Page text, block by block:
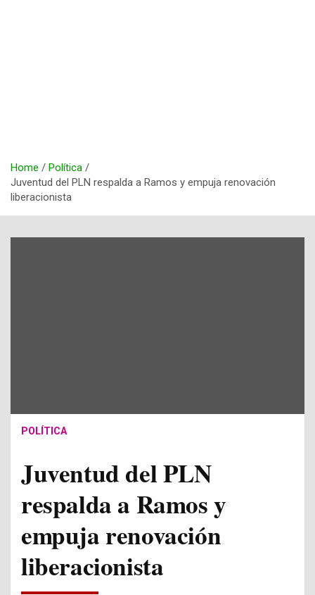
Home
Política
Juventud del PLN respalda a Ramos y empuja renovación
liberacionista
POLÍTICA
Juventud del PLN
respalda a Ramos y
empuja renovación
liberacionista